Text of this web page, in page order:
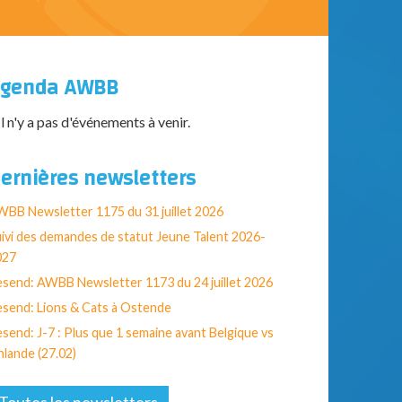
AWBB
n'y a pas d'événements à venir.
newsletters
Newsletter 1175 du 31 juillet 2026
des demandes de statut Jeune Talent 2026-
AWBB Newsletter 1173 du 24 juillet 2026
Lions & Cats à Ostende
J-7 : Plus que 1 semaine avant Belgique vs
(27.02)